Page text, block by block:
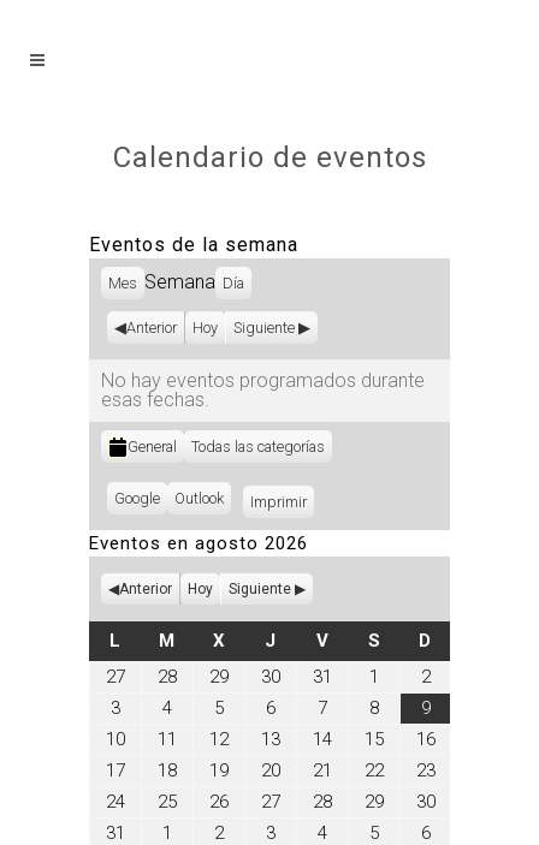
Calendario de eventos
Eventos de la semana
Mes Semana Día
Anterior Hoy Siguiente
No hay eventos programados durante
esas fechas.
Categorías
General Todas las categorías
Subscribe
Google
Subscribe
Outlook ImprimirVistas
Eventos en agosto 2026
Anterior Hoy Siguiente
L LUNES
M MARTES
XMIÉRCOLES
J JUEVES
VVIERNES
SSÁBADO
D
27julio
28julio
29julio
30julio
31 1
agosto
2026
2agosto
2,
2026
3agosto
3,
2026
4agosto
4,
2026
5agosto
5,
2026
6agosto
6,
2026
7agosto
7,
2026
8agosto
8,
2026
9agosto
9,
2026
10agosto
10,
11
agosto
2026
12agosto
2026
13agosto
2026
14agosto
2026
15agosto
2026
16agosto
2026
17agosto
2026
18agosto
18,
2026
19agosto
2026
20agosto
20,
2026
21
agosto
2026
22agosto
2026
23agosto
23,
2026
24agosto
25agosto
26agosto
27agosto
28agosto
29agosto
30agosto
31
agosto
1
septiembre
2septiembre
3septiembre
4septiembre
5septiembre
6septiembre